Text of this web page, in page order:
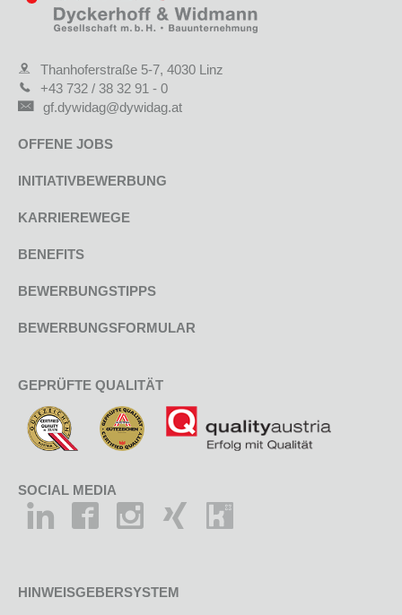
Thanhoferstraße 5-7, 4030 Linz
+43 732 / 38 32 91 - 0
gf.dywidag@dywidag.at
OFFENE JOBS
INITIATIVBEWERBUNG
KARRIEREWEGE
BENEFITS
BEWERBUNGSTIPPS
BEWERBUNGSFORMULAR
GEPRÜFTE QUALITÄT
SOCIAL MEDIA
HINWEISGEBERSYSTEM